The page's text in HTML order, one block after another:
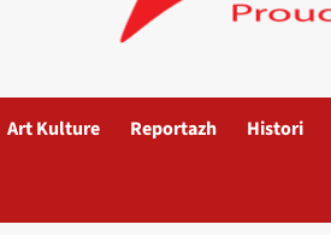
Art Kulture Reportazh Histori